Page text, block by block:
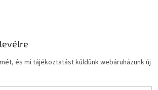
és mi tájékoztatást küldünk webáruházunk új